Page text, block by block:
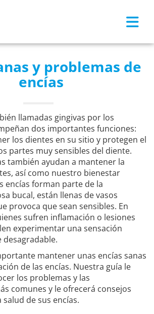
y problemas de
encías
llamadas gingivas por los
dos importantes funciones:
los dientes en su sitio y protegen el
partes muy sensibles del diente.
también ayudan a mantener la
así como nuestro bienestar
encías forman parte de la
bucal, están llenas de vasos
provoca que sean sensibles. En
sufren inflamación o lesiones
experimentar una sensación
mantener unas encías sanas
de las encías. Nuestra guía le
los problemas y las
comunes y le ofrecerá consejos
de sus encías.